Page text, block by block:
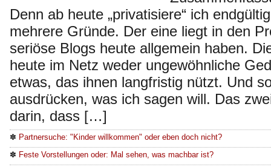
Denn ab heute „privatisiere“ ich
mehrere Gründe. Der eine liegt in den
seriöse Blogs heute allgemein haben.
heute im Netz weder ungewöhnliche
etwas, das ihnen langfristig nützt. Und
ausdrücken, was ich sagen will. Das
darin, dass […]
✽ Partnersuche: "Kinder willkommen" oder eben doch nicht?
✽ Feste Vorstellungen oder: Mal sehen, was machbar ist?